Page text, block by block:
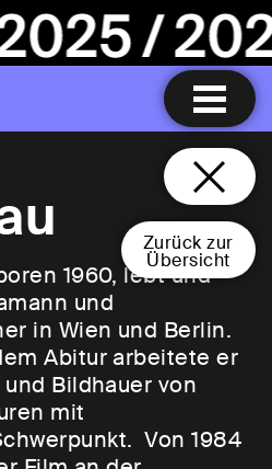
Zurück zur
Übersicht
1960, lebt und
und
in Wien und Berlin.
Abitur arbeitete er
Bildhauer von
mit
Von 1984